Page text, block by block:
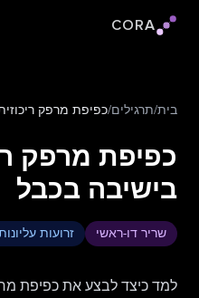
לוגו Cora
CORA
בית/תרגילים/כפיפת מרפק
כפיפת מרפק
בישיבה בכבל
שריר דו-ראשי זרועות
למד כיצד לבצע את כפיפת